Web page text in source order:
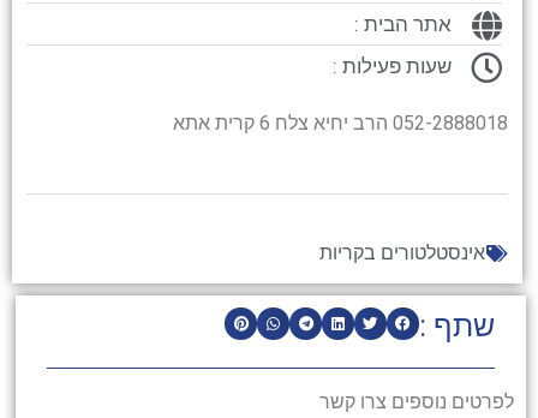
שתף :
לפרטים נוספים צרו קשר
אתר הבית :
שעות פעילות :
052-2888018 הרב יחיא צלח 6 קרית אתא
אינסטלטורים בקריות